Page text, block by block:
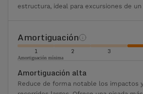
estructura, ideal para excursiones de un
Amortiguación
1 2 3
Amortiguación mínima
Amortiguación alta
Reduce de forma notable los impactos